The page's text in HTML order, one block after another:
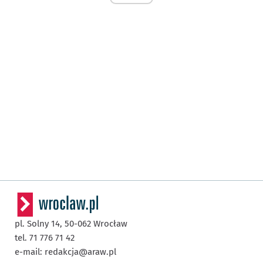
pl. Solny 14, 50-062 Wrocław
tel. 71 776 71 42
e-mail: redakcja@araw.pl